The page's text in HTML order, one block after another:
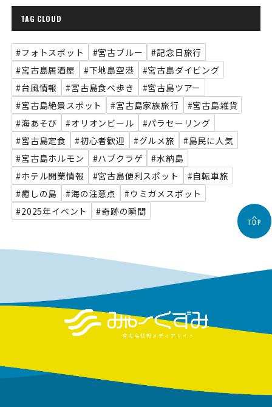
TAG CLOUD
#フォトスポット #宮古ブルー
#記念日旅行
#宮古島居酒屋
#下地島空港
#宮古島ダイビング
#台風情報
#宮古島食べ歩き
#宮古島ツアー
#宮古島絶景スポット
#宮古島家族旅行
#宮古島雑貨
#海あそび
#オリオンビール
#パラセーリング
#宮古島定食
#初心者歓迎 #グルメ旅
#島民に人気
#宮古島ホルモン
#ハブクラゲ
#水納島
#ホテル開業情報
#宮古島便利スポット
#自転車旅
#癒しの島
#海の注意点
#ウミガメスポット
#2025年イベント
#奇跡の瞬間
TOP